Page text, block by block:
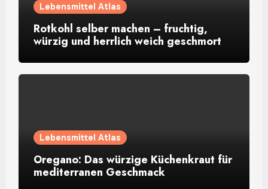
Lebensmittel Atlas
Rotkohl selber machen – fruchtig,
würzig und herrlich weich geschmort
Lebensmittel Atlas
Oregano: Das würzige Küchenkraut für
mediterranen Geschmack